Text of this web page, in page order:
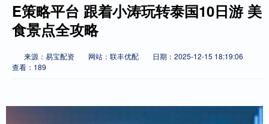
E策略平台 跟着小涛玩转泰国10日游 美
食景点全攻略
来源：易宝配资 网站：联丰优配
日期：2025-12-15 18:19:06
查看：189